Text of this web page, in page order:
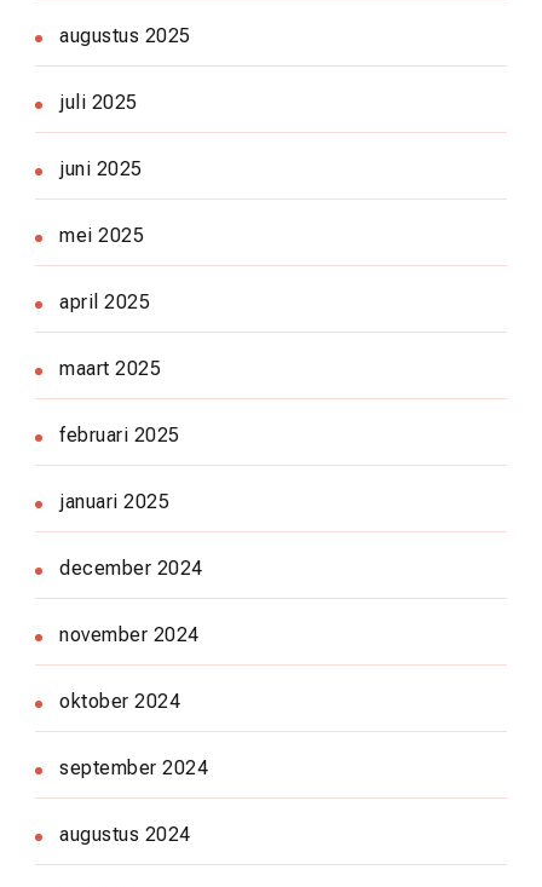
augustus 2025
juli 2025
juni 2025
mei 2025
april 2025
maart 2025
februari 2025
januari 2025
december 2024
november 2024
oktober 2024
september 2024
augustus 2024